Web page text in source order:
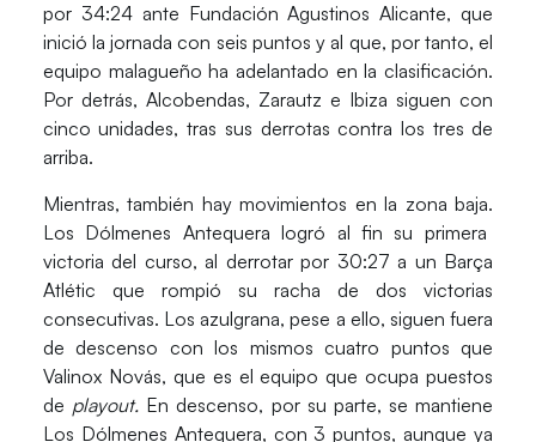
por 34:24 ante Fundación Agustinos Alicante, que
inició la jornada con seis puntos y al que, por tanto, el
equipo malagueño ha adelantado en la clasificación.
Por detrás, Alcobendas, Zarautz e Ibiza siguen con
cinco unidades, tras sus derrotas contra los tres de
arriba.
Mientras, también hay movimientos en la zona baja.
Los Dólmenes Antequeralogró al fin su primera
victoria del curso, al derrotar por 30:27 a un Barça
Atlétic que rompió su racha de dos victorias
consecutivas. Los azulgrana, pese a ello, siguen fuera
de descenso con los mismos cuatro puntos que
Valinox Novás, que es el equipo que ocupa puestos
de playout. En descenso, por su parte, se mantiene
Los Dólmenes Antequera, con 3 puntos, aunque ya